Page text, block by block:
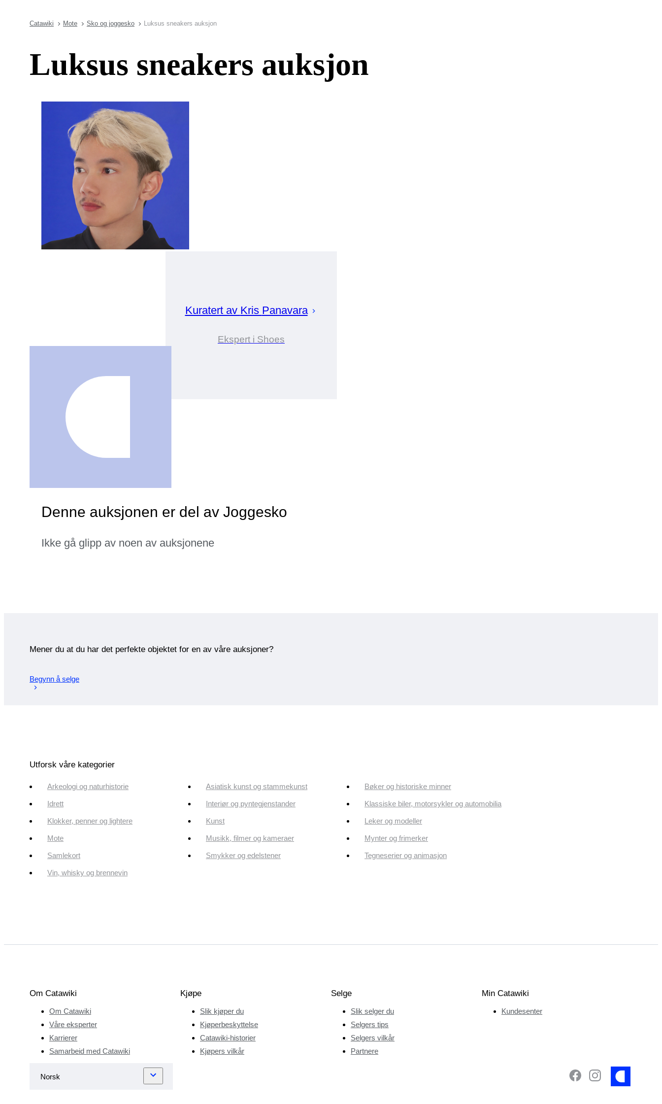
Catawiki Mote Sko og joggesko Luksus sneakers auksjon
Luksus sneakers auksjon
Kuratert av Kris Panavara
Ekspert i Shoes
Denne auksjonen er del av Joggesko
Ikke gå glipp av noen av auksjonene
Mener du at du har det perfekte objektet for en av våre auksjoner?
Begynn å selge
Utforsk våre kategorier
Arkeologi og naturhistorie Asiatisk kunst og stammekunst Bøker og historiske minner
Idrett Interiør og pyntegjenstander Klassiske biler, motorsykler og automobilia
Klokker, penner og lightere Kunst Leker og modeller
Mote Musikk, filmer og kameraer Mynter og frimerker
Samlekort Smykker og edelstener Tegneserier og animasjon
Vin, whisky og brennevin
Om Catawiki
Om Catawiki
Våre eksperter
Karrierer
Samarbeid med Catawiki
Kjøpe
Slik kjøper du
Kjøperbeskyttelse
Catawiki-historier
Kjøpers vilkår
Selge
Slik selger du
Selgers tips
Selgers vilkår
Partnere
Min Catawiki
Kundesenter